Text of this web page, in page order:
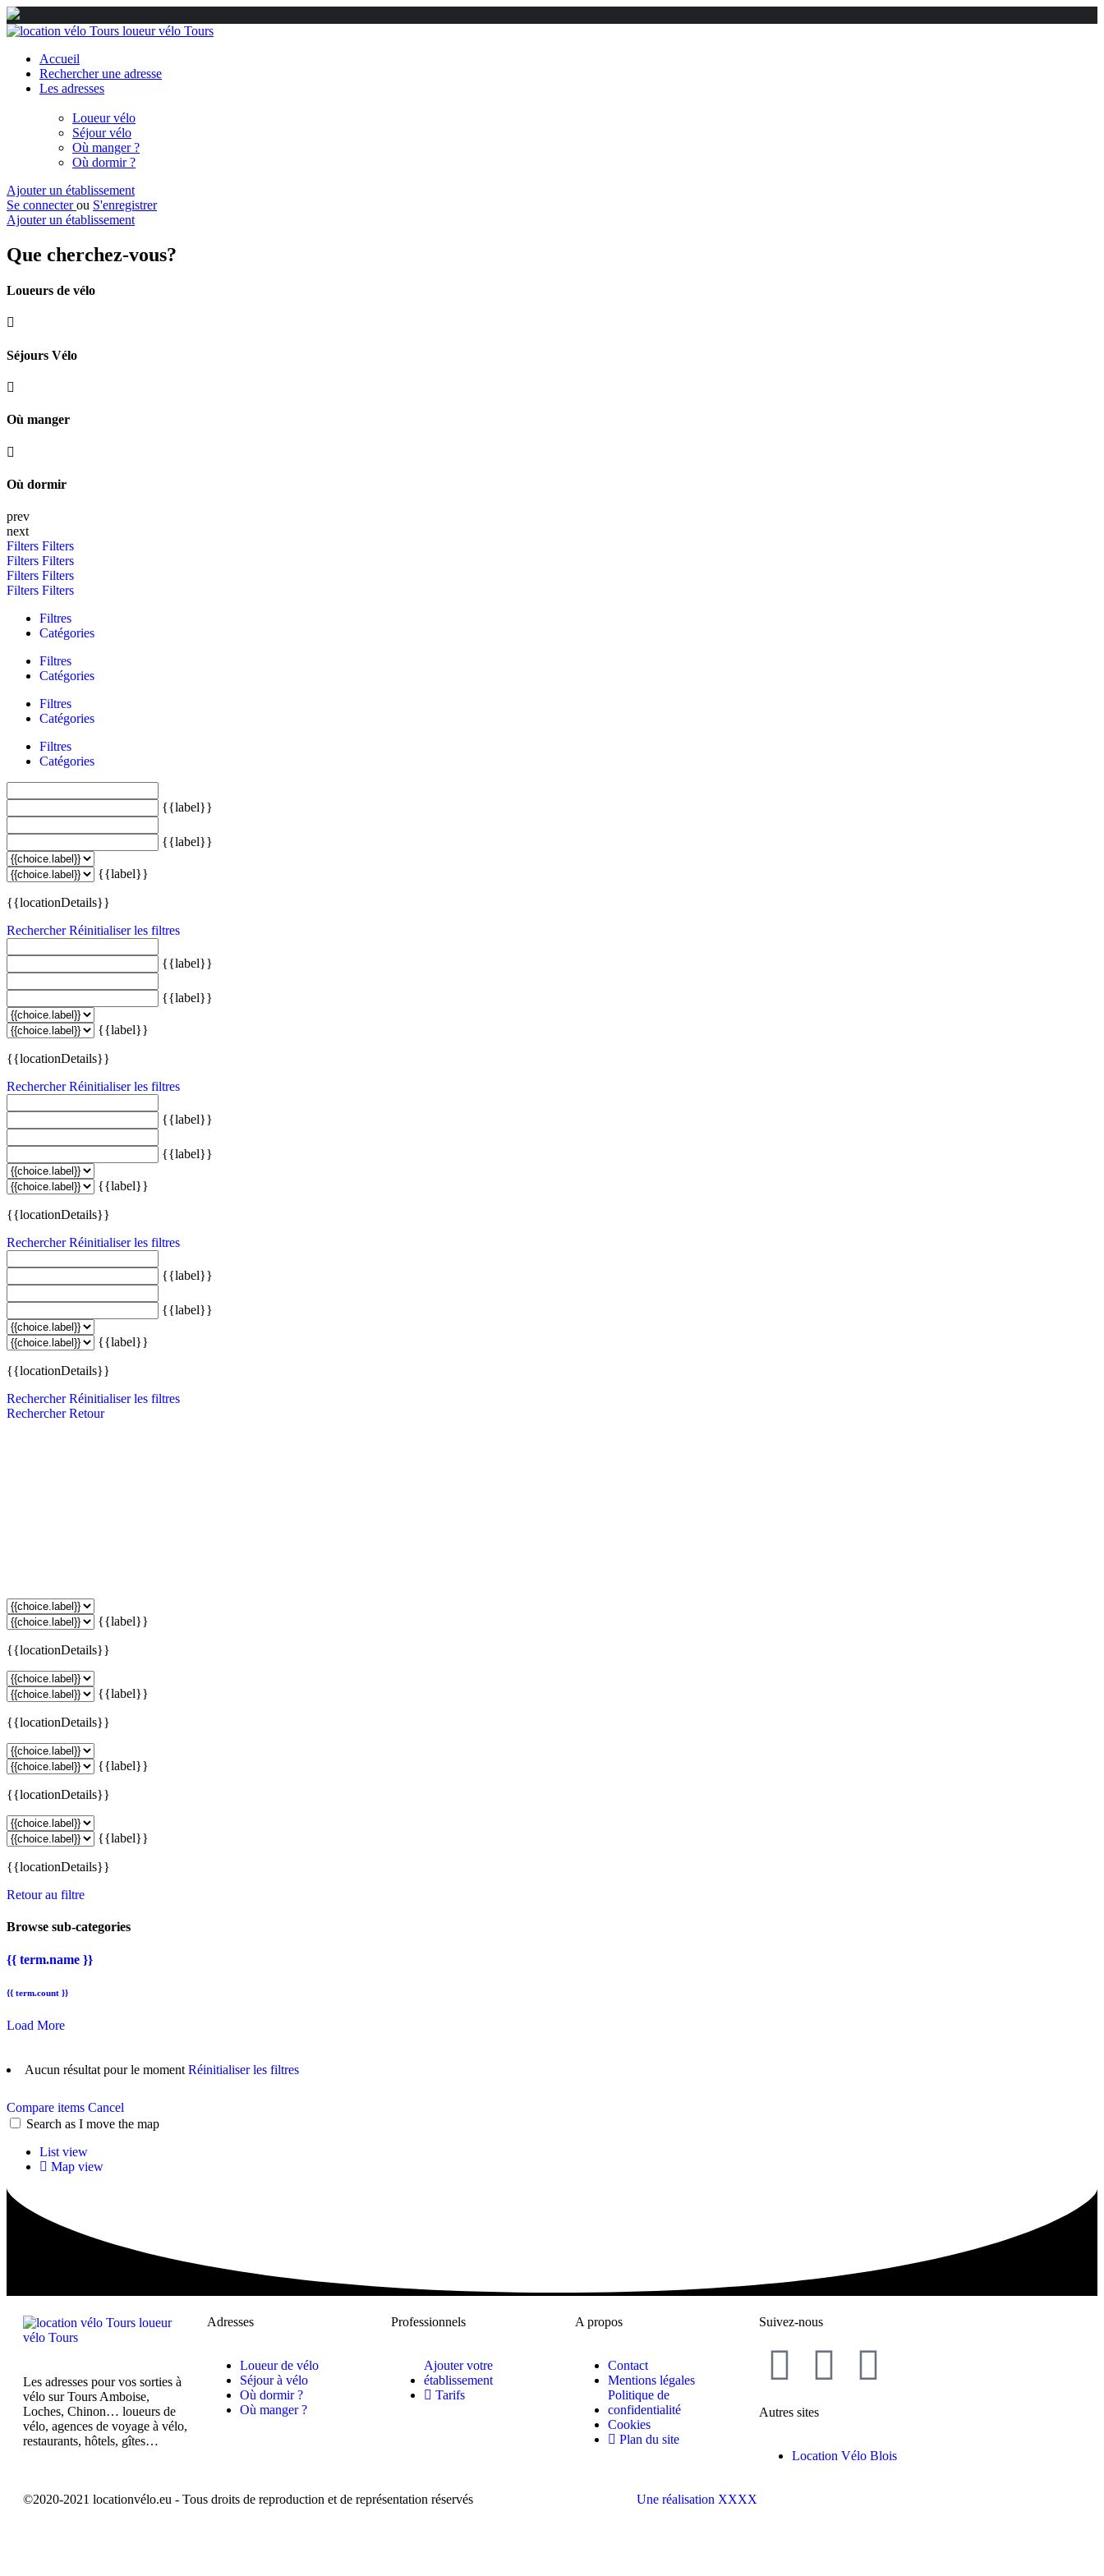
Accueil
Rechercher une adresse
Les adresses
Loueur vélo
Séjour vélo
Où manger ?
Où dormir ?
Ajouter un établissement
Se connecterou S'enregistrer
Ajouter un établissement
Que cherchez-vous?
Loueurs de vélo
Séjours Vélo
Où manger
Où dormir
prev
next
Filters Filters
Filters Filters
Filters Filters
Filters Filters
Filtres
Catégories
Filtres
Catégories
Filtres
Catégories
Filtres
Catégories
{{label}}
{{label}}
{{label}}
{{locationDetails}}
Rechercher Réinitialiser les filtres
{{label}}
{{label}}
{{label}}
{{locationDetails}}
Rechercher Réinitialiser les filtres
{{label}}
{{label}}
{{label}}
{{locationDetails}}
Rechercher Réinitialiser les filtres
{{label}}
{{label}}
{{label}}
{{locationDetails}}
Rechercher Réinitialiser les filtres
Rechercher Retour
{{label}}
{{locationDetails}}
{{label}}
{{locationDetails}}
{{label}}
{{locationDetails}}
{{label}}
{{locationDetails}}
Retour au filtre
Browse sub-categories
{{ term.name }}
{{ term.count }}
Load More
Aucun résultat pour le moment Réinitialiser les filtres
Compare items Cancel
Search as I move the map
List view
Map view
Les adresses pour vos sorties à
vélo sur Tours Amboise,
Loches, Chinon… loueurs de
vélo, agences de voyage à vélo,
restaurants, hôtels, gîtes…
Adresses
Loueur de vélo
Séjour à vélo
Où dormir ?
Où manger ?
Professionnels
Ajouter votre
établissement
Tarifs
A propos
Contact
Mentions légales
Politique de
confidentialité
Cookies
Plan du site
Suivez-nous
Autres sites
Location Vélo Blois
©2020-2021 locationvélo.eu - Tous droits de reproduction et de représentation réservés Une réalisation XXXX